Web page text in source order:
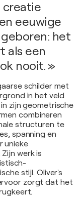
creatie
eeuwige
het
als een
nooit. »
schilder met
in het veld
zijn geometrische
combineren
structuren te
spanning en
unieke
werk is
stijl. Oliver's
zorgt dat het